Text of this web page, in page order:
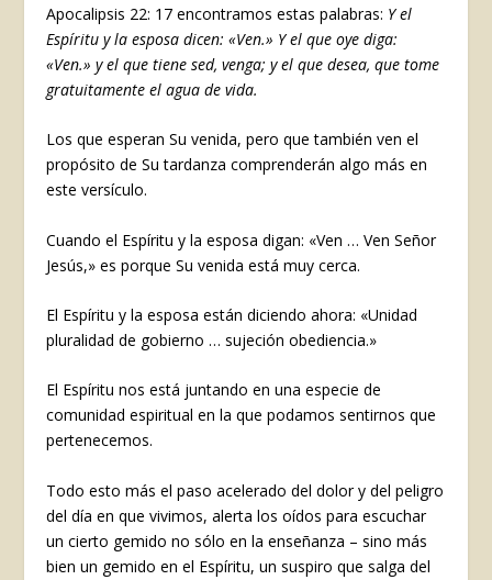
Apocalipsis 22: 17 encontramos estas palabras: Y el
Espíritu y la esposa dicen:«Ven.» Y el que oye diga:
«Ven.» y el que tiene sed, venga; y el que desea, que tome
gratuitamente el agua de vida.
Los que esperan Su venida, pero que también ven el
propósito de Su tardanza comprenderán algo más en
este versículo.
Cuando el Espíritu y la esposa digan: «Ven … Ven Señor
Jesús,» es porque Su venida está muy cerca.
El Espíritu y la esposa están diciendo ahora: «Unidad
pluralidad de gobierno … sujeción obediencia.»
El Espíritu nos está juntando en una especie de
comunidad espiritual en la que podamos sentirnos que
pertenecemos.
Todo esto más el paso acelerado del dolor y del peligro
del día en que vivimos, alerta los oídos para escuchar
un cierto gemido no sólo en la enseñanza – sino más
bien un gemido en el Espíritu, un suspiro que salga del